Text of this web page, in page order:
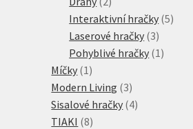
produkty
Interaktivní hračky 55
Laserové hračky 33
produkty
Pohyblivé hračky 1 1
Míčky 1 1
produkt
Modern Living 33
produkty
Sisalové hračky 44
TIAKI 88